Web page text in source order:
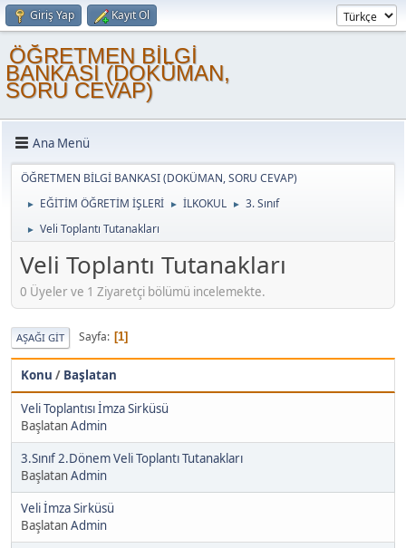
Giriş Yap Kayıt Ol
ÖĞRETMEN BİLGİ
BANKASI (DOKÜMAN,
SORU CEVAP)
Ana Menü
ÖĞRETMEN BİLGİ BANKASI (DOKÜMAN, SORU CEVAP)
► EĞİTİM ÖĞRETİM İŞLERİ ► İLKOKUL ► 3. Sınıf
► Veli Toplantı Tutanakları
Veli Toplantı Tutanakları
0 Üyeler ve 1 Ziyaretçi bölümü incelemekte.
AŞAĞI GIT Sayfa 1
Konu / Başlatan
Veli Toplantısı İmza Sirküsü
BaşlatanAdmin
3.Sınıf 2.Dönem Veli Toplantı Tutanakları
BaşlatanAdmin
Veli İmza Sirküsü
BaşlatanAdmin